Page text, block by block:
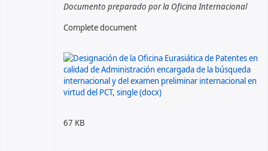
Documento preparado por la Oficina Internacional
Complete document
67 KB